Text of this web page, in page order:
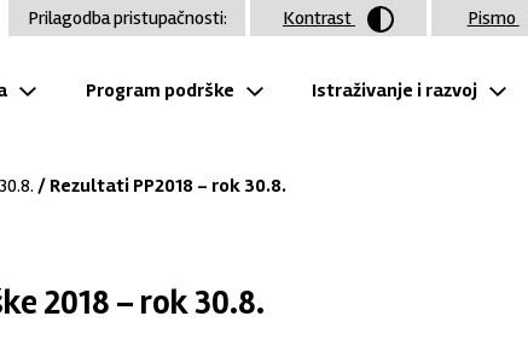
Program podrške Istraživanje i razvoj
/ Rezultati PP2018 – rok 30.8.
2018 – rok 30.8.
Prilagodba pristupačnosti: Kontrast Pismo